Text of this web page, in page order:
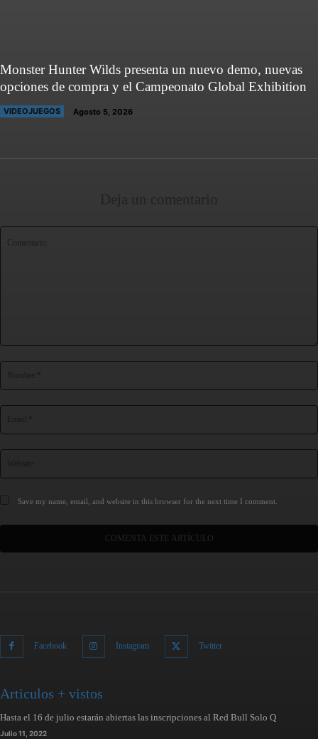
Monster Hunter Wilds presenta un nuevo demo, nuevas
opciones de compra y el Campeonato Global Exhibition
VIDEOJUEGOS Agosto 5, 2026
Save my name, email, and website in this browser for the next time I comment.
Facebook Instagram Twitter
Articulos + vistos
Hasta el 16 de julio estarán abiertas las inscripciones al Red Bull Solo Q
Julio 11, 2022